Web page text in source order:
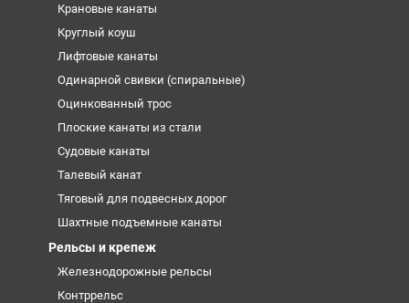
Крановые канаты
Круглый коуш
Лифтовые канаты
Одинарной свивки (спиральные)
Оцинкованный трос
Плоские канаты из стали
Судовые канаты
Талевый канат
Тяговый для подвесных дорог
Шахтные подъемные канаты
Рельсы и крепеж
Железнодорожные рельсы
Контррельс